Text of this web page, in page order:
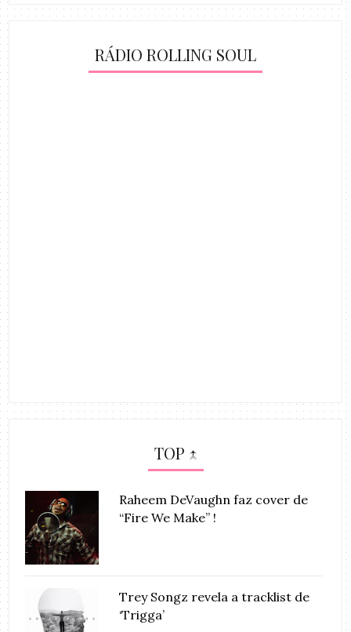
RÁDIO ROLLING SOUL
TOP ↑
Raheem DeVaughn faz cover de
“Fire We Make” !
Trey Songz revela a tracklist de
‘Trigga’